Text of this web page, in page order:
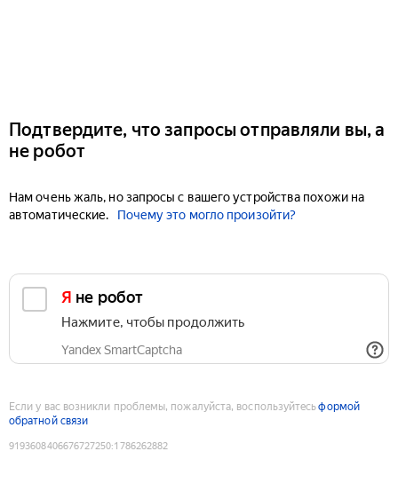
Подтвердите, что запросы отправляли вы, а
не робот
Нам очень жаль, но запросы с вашего устройства похожи на
автоматические.
Почему это могло произойти?
Я не робот
Нажмите, чтобы продолжить
Yandex SmartCaptcha
Если у вас возникли проблемы, пожалуйста, воспользуйтесьформой
обратной связи
9193608406676727250:1786262882